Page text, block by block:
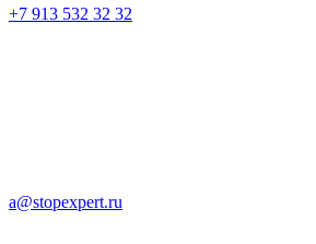
+7 913 532 32 32
a@stopexpert.ru